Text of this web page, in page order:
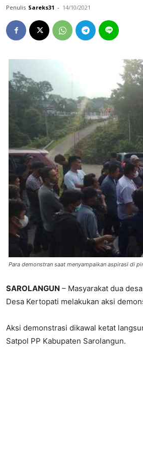
Penulis Sareks31 - 14/10/2021
Para demonstran saat menyampaikan aspirasi di
SAROLANGUN – Masyarakat dua
Desa Kertopati melakukan aksi
Aksi demonstrasi dikawal ketat
Satpol PP Kabupaten Sarolangun.